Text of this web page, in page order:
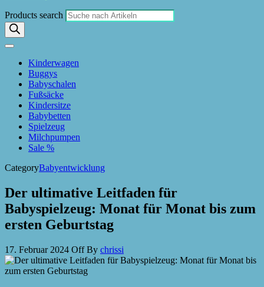
Products search
Kinderwagen
Buggys
Babyschalen
Fußsäcke
Kindersitze
Babybetten
Spielzeug
Milchpumpen
Sale %
CategoryBabyentwicklung
Der ultimative Leitfaden für
Babyspielzeug: Monat für Monat bis zum
ersten Geburtstag
17. Februar 2024 OffBy chrissi